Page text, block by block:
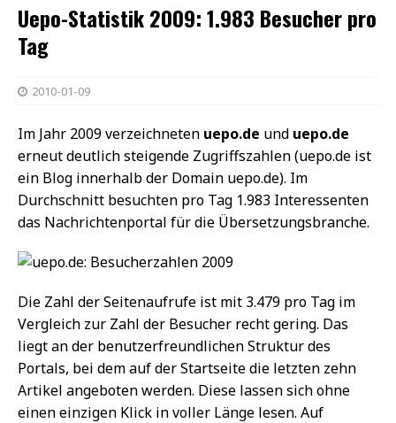
Uepo-Statistik 2009: 1.983 Besucher pro
Tag
2010-01-09
Im Jahr 2009 verzeichneten uepo.de und uepo.de
erneut deutlich steigende Zugriffszahlen (uepo.de ist
ein Blog innerhalb der Domain uepo.de). Im
Durchschnitt besuchten pro Tag 1.983 Interessenten
das Nachrichtenportal für die Übersetzungsbranche.
Die Zahl der Seitenaufrufe ist mit 3.479 pro Tag im
Vergleich zur Zahl der Besucher recht gering. Das
liegt an der benutzerfreundlichen Struktur des
Portals, bei dem auf der Startseite die letzten zehn
Artikel angeboten werden. Diese lassen sich ohne
einen einzigen Klick in voller Länge lesen. Auf